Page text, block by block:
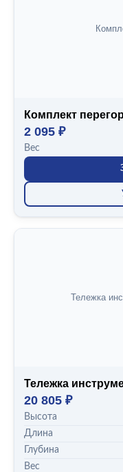
Комплект
2 095 ₽
Вес
Тележка
Тележка
20 805 ₽
Высота
Длина
Глубина
Вес